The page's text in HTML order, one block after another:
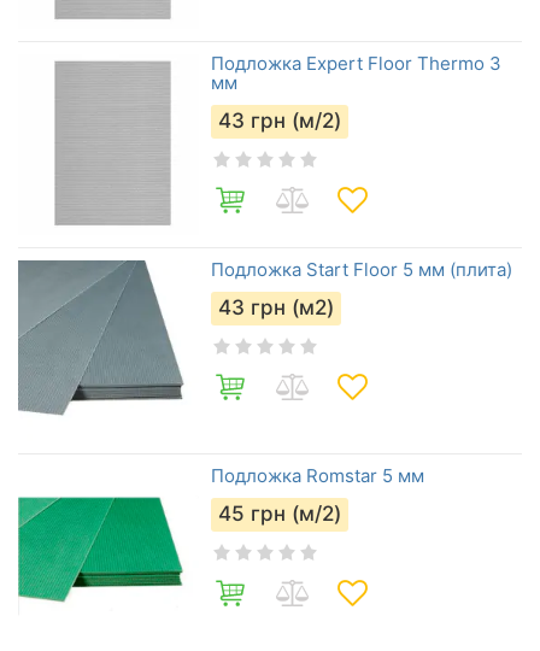
Подложка Expert Floor Thermo 3
мм
43 грн (м/2)
Подложка Start Floor 5 мм (плита)
43 грн (м2)
Подложка Romstar 5 мм
45 грн (м/2)